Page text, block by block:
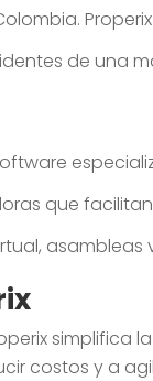
de una
que
asambleas
simplifica
costos y a